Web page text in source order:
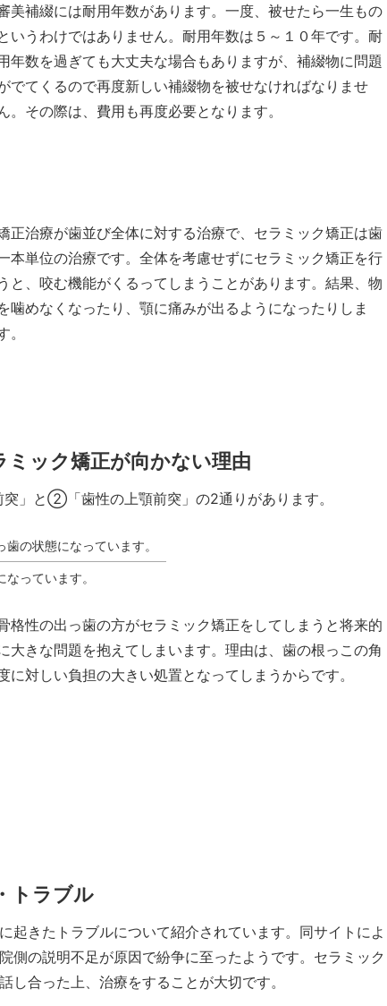
美補綴には耐用年数があります。一度、被せたら一生もの
いうわけではありません。耐用年数は５～１０年です。耐
年数を過ぎても大丈夫な場合もありますが、補綴物に問題
でてくるので再度新しい補綴物を被せなければなりませ
。その際は、費用も再度必要となります。
正治療が歯並び全体に対する治療で、セラミック矯正は歯
本単位の治療です。全体を考慮せずにセラミック矯正を行
うと、咬む機能がくるってしまうことがあります。結果、物
噛めなくなったり、顎に痛みが出るようになったりしま
。
ミック矯正が向かない理由
」と②「歯性の上顎前突」の2通りがあります。
歯の状態になっています。
っています。
格性の出っ歯の方がセラミック矯正をしてしまうと将来的
大きな問題を抱えてしまいます。理由は、歯の根っこの角
に対しい負担の大きい処置となってしまうからです。
トラブル
起きたトラブルについて紹介されています。同サイトによ
側の説明不足が原因で紛争に至ったようです。セラミック
合った上、治療をすることが大切です。